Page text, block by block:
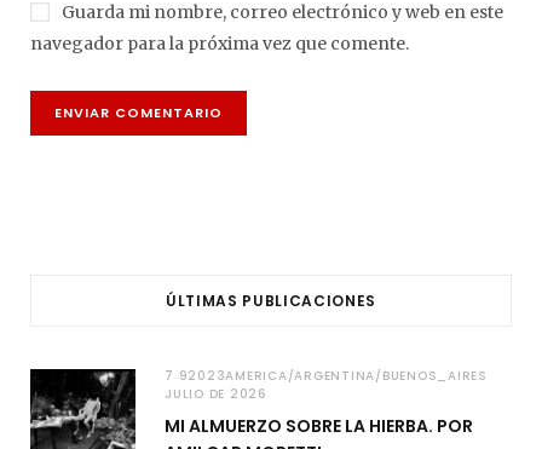
Guarda mi nombre, correo electrónico y web en este
navegador para la próxima vez que comente.
ÚLTIMAS PUBLICACIONES
7 92023AMERICA/ARGENTINA/BUENOS_AIRES
JULIO DE 2026
MI ALMUERZO SOBRE LA HIERBA. POR